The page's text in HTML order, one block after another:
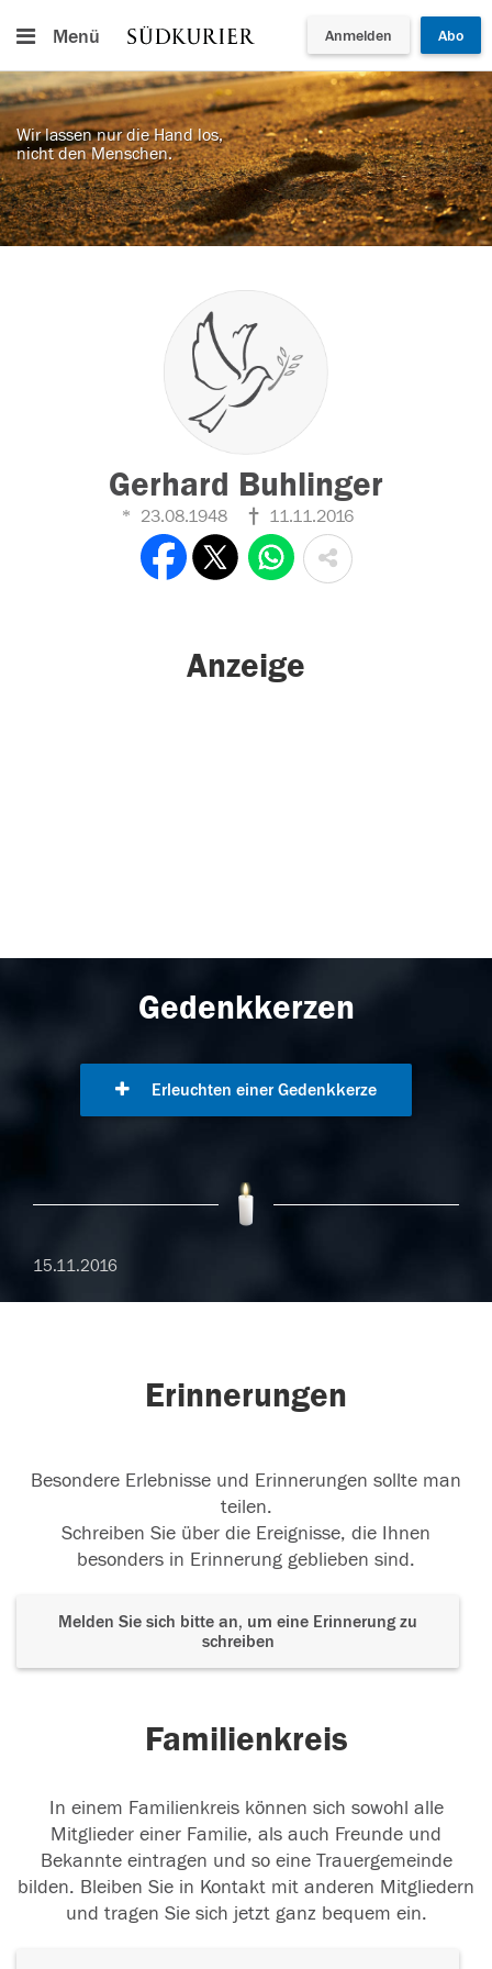
Menü Anmelden Abo
Wir lassen nur die Hand los,
nicht den Menschen.
Gerhard Buhlinger
23.08.1948 11.11.2016
Anzeige
Gedenkkerzen
Erleuchten einer Gedenkkerze
15.11.2016
Erinnerungen
Besondere Erlebnisse und Erinnerungen sollte man
teilen.
Schreiben Sie über die Ereignisse, die Ihnen
besonders in Erinnerung geblieben sind.
Melden Sie sich bitte an, um eine Erinnerung zu
schreiben
Familienkreis
In einem Familienkreis können sich sowohl alle
Mitglieder einer Familie, als auch Freunde und
Bekannte eintragen und so eine Trauergemeinde
bilden. Bleiben Sie in Kontakt mit anderen Mitgliedern
und tragen Sie sich jetzt ganz bequem ein.